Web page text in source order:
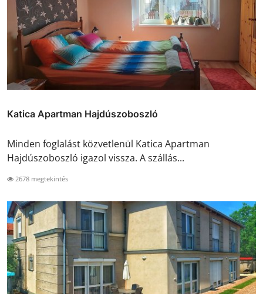
Katica Apartman Hajdúszoboszló
Minden foglalást közvetlenül Katica Apartman
Hajdúszoboszló igazol vissza. A szállás...
2678 megtekintés